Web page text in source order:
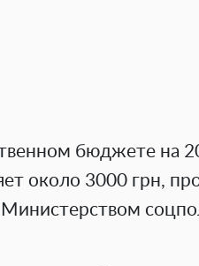
бюджете на
около 3000 грн,